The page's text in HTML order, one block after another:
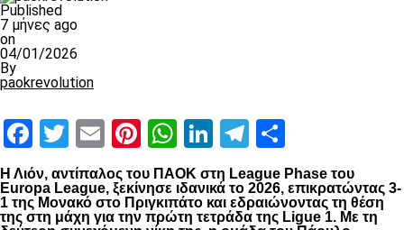
Published
7 μήνες ago
on
04/01/2026
By
paokrevolution
Facebook
Twitter
EmailPinterest
WhatsApp
LinkedIn
Telegram
Η Λιόν, αντίπαλος του ΠΑΟΚ στη League Phase του
Europa League, ξεκίνησε ιδανικά το 2026, επικρατώντας 3-
1 της Μονακό στο Πριγκιπάτο και εδραιώνοντας τη θέση
της στη μάχη για την πρώτη τετράδα της Ligue 1. Με τη